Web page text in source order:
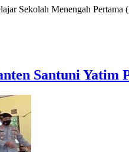
Sekolah Menengah
Santuni Yatim